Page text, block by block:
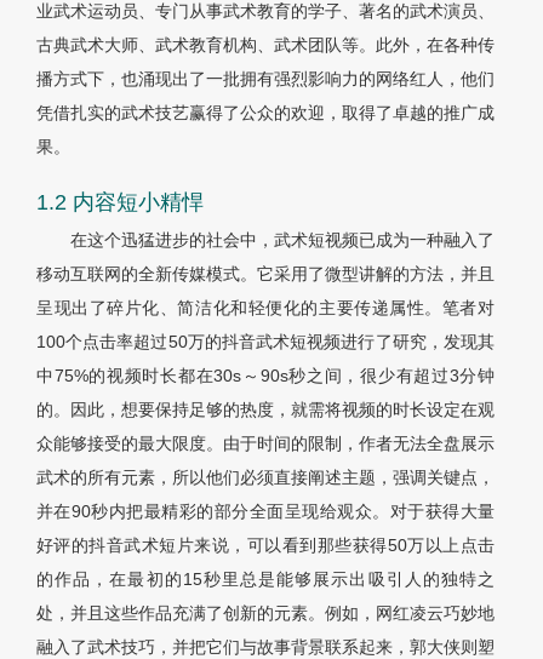
业武术运动员、专门从事武术教育的学子、著名的武术演员、
古典武术大师、武术教育机构、武术团队等。此外，在各种传
播方式下，也涌现出了一批拥有强烈影响力的网络红人，他们
凭借扎实的武术技艺赢得了公众的欢迎，取得了卓越的推广成
果。
1.2 内容短小精悍
在这个迅猛进步的社会中，武术短视频已成为一种融入了
移动互联网的全新传媒模式。它采用了微型讲解的方法，并且
呈现出了碎片化、简洁化和轻便化的主要传递属性。笔者对
100个点击率超过50万的抖音武术短视频进行了研究，发现其
中75%的视频时长都在30s～90s秒之间，很少有超过3分钟
的。因此，想要保持足够的热度，就需将视频的时长设定在观
众能够接受的最大限度。由于时间的限制，作者无法全盘展示
武术的所有元素，所以他们必须直接阐述主题，强调关键点，
并在90秒内把最精彩的部分全面呈现给观众。对于获得大量
好评的抖音武术短片来说，可以看到那些获得50万以上点击
的作品，在最初的15秒里总是能够展示出吸引人的独特之
处，并且这些作品充满了创新的元素。例如，网红凌云巧妙地
融入了武术技巧，并把它们与故事背景联系起来，郭大侠则塑